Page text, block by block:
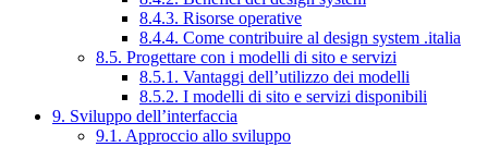
8.4.3. Risorse operative
8.4.4. Come contribuire al design system .italia
8.5. Progettare con i modelli di sito e servizi
8.5.1. Vantaggi dell’utilizzo dei modelli
8.5.2. I modelli di sito e servizi disponibili
9. Sviluppo dell’interfaccia
9.1. Approccio allo sviluppo